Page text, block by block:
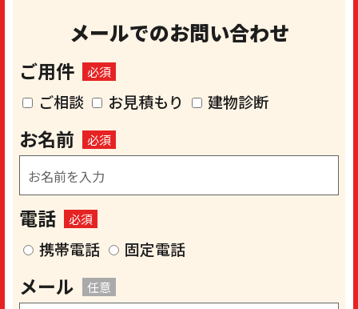
メールでのお問い合わせ
ご用件 必須
ご相談 お見積もり 建物診断
お名前 必須
電話 必須
携帯電話 固定電話
メール 任意